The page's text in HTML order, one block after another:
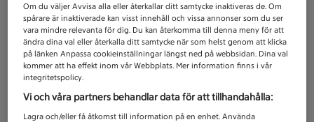
Om du väljer Avvisa alla eller återkallar ditt samtycke inaktiveras de. Om
spårare är inaktiverade kan visst innehåll och vissa annonser som du ser
vara mindre relevanta för dig. Du kan återkomma till denna meny för att
ändra dina val eller återkalla ditt samtycke när som helst genom att klicka
på länken Anpassa cookieinställningar längst ned på webbsidan. Dina val
kommer att ha effekt inom vår Webbplats. Mer information finns i vår
integritetspolicy.
Vi och våra partners behandlar data för att tillhandahålla:
Lagra och/eller få åtkomst till information på en enhet. Använda